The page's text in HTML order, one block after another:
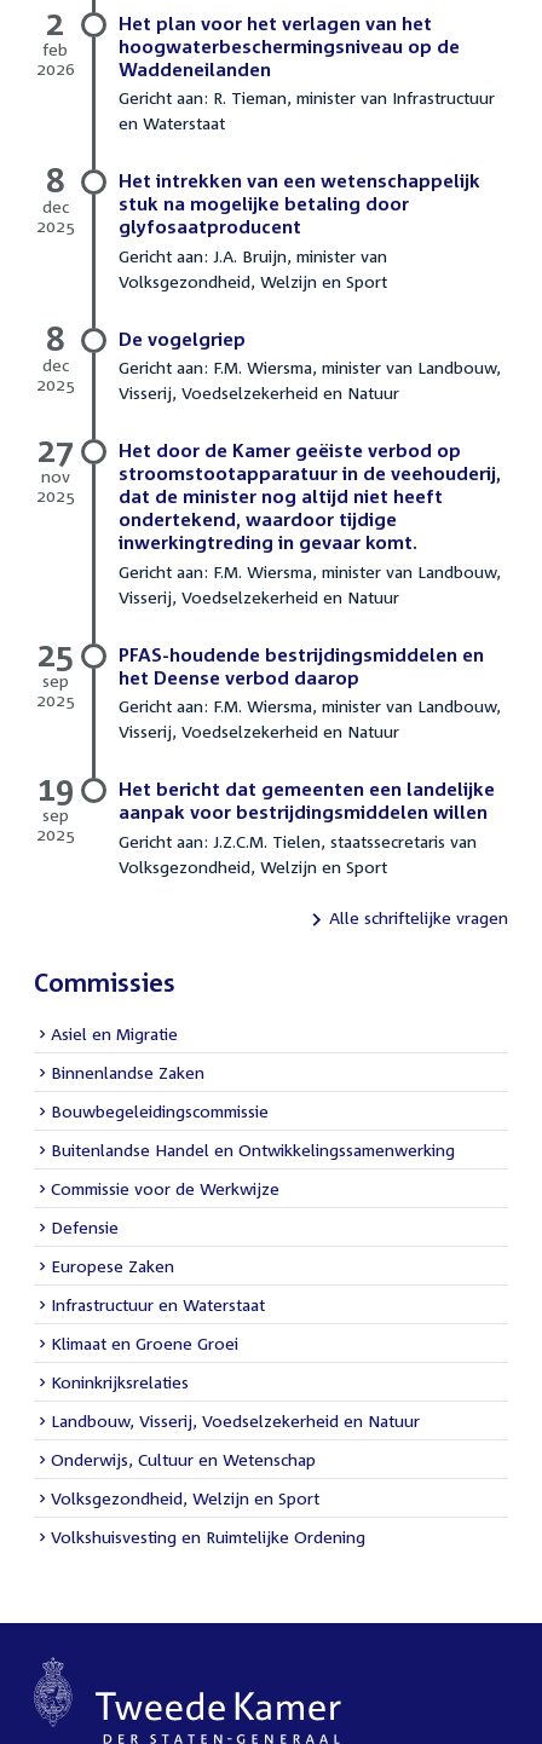
Het plan voor het verlagen van het
hoogwaterbeschermingsniveau op de
Waddeneilanden
Gericht aan: R. Tieman, minister van Infrastructuur
en Waterstaat
2
feb
2026
Het intrekken van een wetenschappelijk
stuk na mogelijke betaling door
glyfosaatproducent
Gericht aan: J.A. Bruijn, minister van
Volksgezondheid, Welzijn en Sport
8
dec
2025
december
De vogelgriep
Gericht aan: F.M. Wiersma, minister van Landbouw,
Visserij, Voedselzekerheid en Natuur
8
dec
2025
2025
Het door de Kamer geëiste verbod op
stroomstootapparatuur in de veehouderij,
dat de minister nog altijd niet heeft
ondertekend, waardoor tijdige
inwerkingtreding in gevaar komt.
Gericht aan: F.M. Wiersma, minister van Landbouw,
Visserij, Voedselzekerheid en Natuur
27
nov
2025
november
PFAS-houdende bestrijdingsmiddelen en
het Deense verbod daarop
Gericht aan: F.M. Wiersma, minister van Landbouw,
Visserij, Voedselzekerheid en Natuur
25
sep
2025
september
Het bericht dat gemeenten een landelijke
aanpak voor bestrijdingsmiddelen willen
Gericht aan: J.Z.C.M. Tielen, staatssecretaris van
Volksgezondheid, Welzijn en Sport
19
sep
2025
september
Alle schriftelijke vragen
Commissies
Asiel en Migratie
Binnenlandse Zaken
Bouwbegeleidingscommissie
Buitenlandse Handel en Ontwikkelingssamenwerking
Commissie voor de Werkwijze
Defensie
Europese Zaken
Infrastructuur en Waterstaat
Klimaat en Groene Groei
Koninkrijksrelaties
Landbouw, Visserij, Voedselzekerheid en Natuur
Onderwijs, Cultuur en Wetenschap
Volksgezondheid, Welzijn en Sport
Volkshuisvesting en Ruimtelijke Ordening